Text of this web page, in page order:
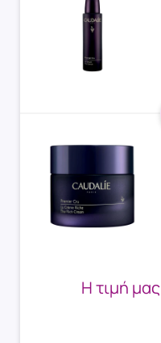
Η τιμή μας